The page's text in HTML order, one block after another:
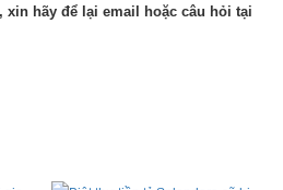
hãy để lại email hoặc câu hỏi tại